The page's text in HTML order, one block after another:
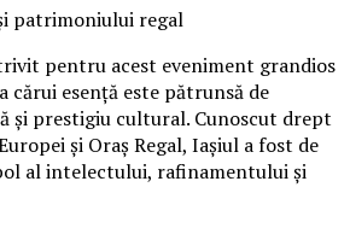
patrimoniului regal
pentru acest eveniment grandios
cărui esență este pătrunsă de
și prestigiu cultural. Cunoscut drept
și Oraș Regal, Iașiul a fost de
al intelectului, rafinamentului și